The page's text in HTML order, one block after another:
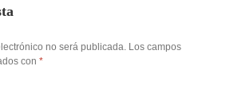
no será publicada. Los campos
con*